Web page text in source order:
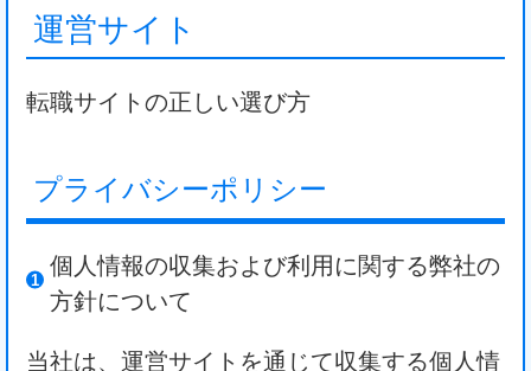
運営サイト
転職サイトの正しい選び方
プライバシーポリシー
個人情報の収集および利用に関する弊社の
方針について
当社は、運営サイトを通じて収集する個人情